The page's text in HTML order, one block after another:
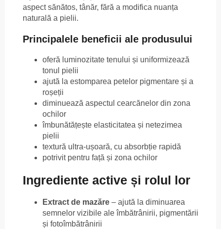
aspect sănătos, tânăr, fără a modifica nuanța
naturală a pielii.
Principalele beneficii ale produsului
oferă luminozitate tenului și uniformizează
tonul pielii
ajută la estomparea petelor pigmentare și a
roșeții
diminuează aspectul cearcănelor din zona
ochilor
îmbunătățește elasticitatea și netezimea
pielii
textură ultra-ușoară, cu absorbție rapidă
potrivit pentru față și zona ochilor
Ingrediente active și rolul lor
Extract de mazăre – ajută la diminuarea
semnelor vizibile ale îmbătrânirii, pigmentării
și fotoîmbătrânirii